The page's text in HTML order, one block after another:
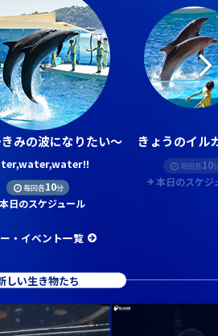
みの波になりたい～
毎回各10分
本日のスケジュール
きょうのイル
毎回各10
本日のスケジ
・イベント一覧
しい生き物たち